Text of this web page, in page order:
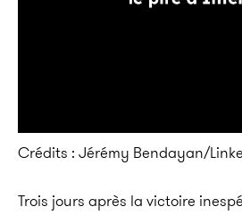
Crédits : Jérémy Bendayan/
Trois jours après la victoire